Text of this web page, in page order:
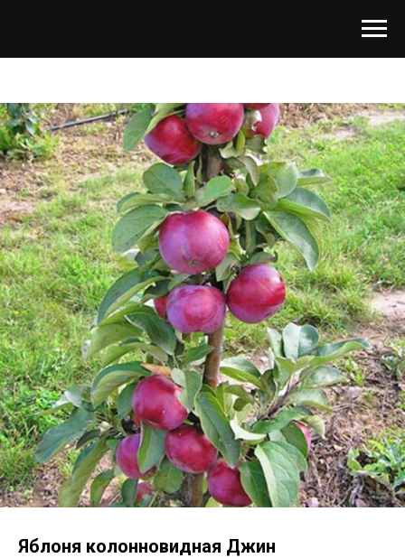
Яблоня колонновидная Джин